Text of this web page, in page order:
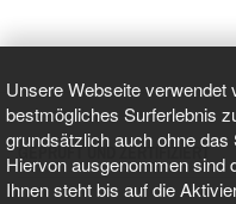
Unsere Webseite
bestmögliches Surferlebnis
grundsätzlich auch ohne
Hiervon ausgenommen sind
Ihnen steht bis auf die
GEPRÜFT UND ZERTIFIZIERT